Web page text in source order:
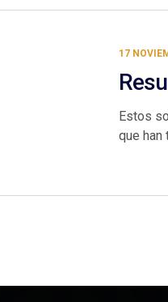
17
Estos
que han